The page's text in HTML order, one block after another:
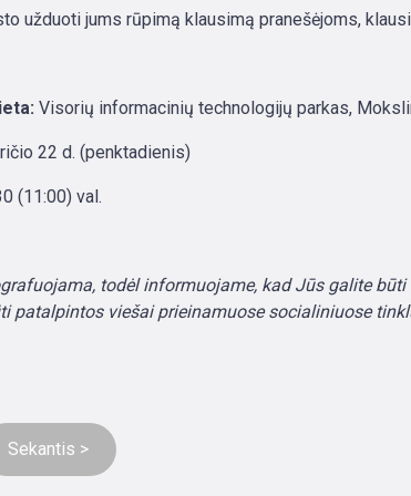
užduoti jums rūpimą klausimą pranešėjoms,
Visorių informacinių technologijų parkas,
22 d. (penktadienis)
(11:00) val.
todėl informuojame, kad Jūs galite
patalpintos viešai prieinamuose socialiniuose
Sekantis >